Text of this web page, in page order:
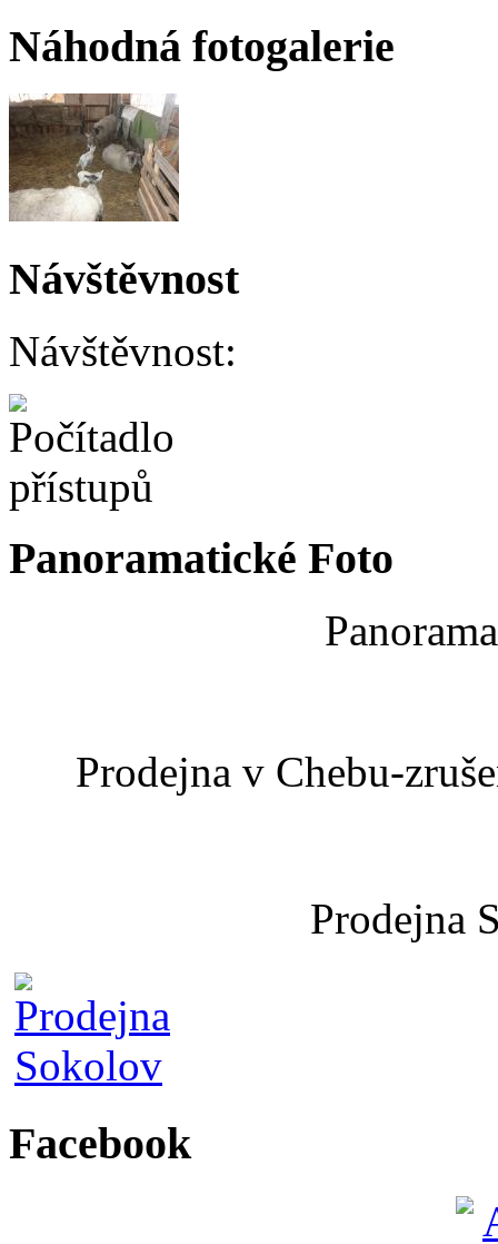
Náhodná fotogalerie
Návštěvnost
Návštěvnost:
Panoramatické Foto
Prodejna v Chebu-
Prodejna
Facebook